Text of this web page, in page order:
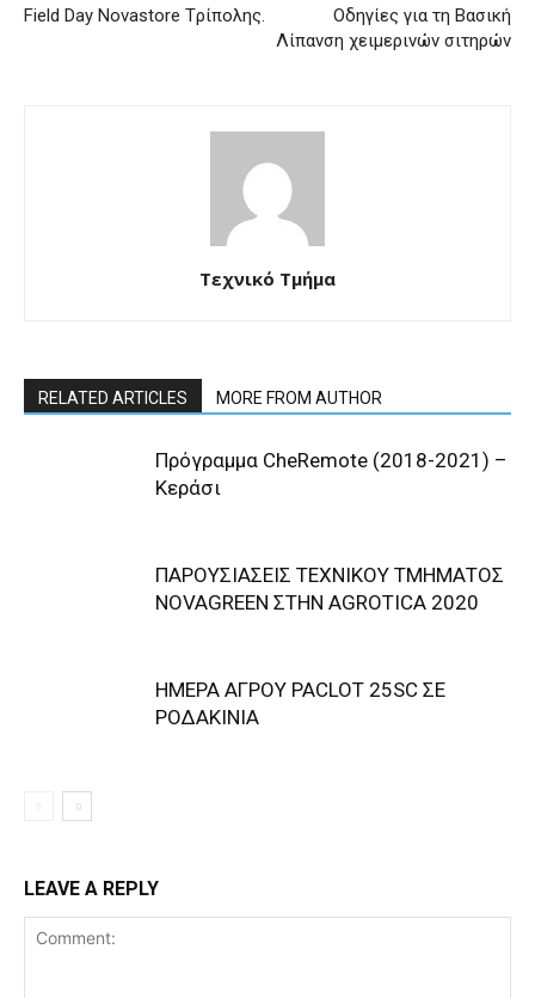
Field Day Novastore Tρίπολης.
Οδηγίες για τη Βασική
Λίπανση χειμερινών σιτηρών
Τεχνικό Τμήμα
RELATED ARTICLES MORE FROM AUTHOR
Πρόγραμμα CheRemote (2018-2021) –
Κεράσι
ΠΑΡΟΥΣΙΑΣΕΙΣ ΤΕΧΝΙΚΟΥ ΤΜΗΜΑΤΟΣ
NOVAGREEN ΣΤΗΝ AGROTICA 2020
ΗΜΕΡΑ ΑΓΡΟΥ PACLOT 25SC ΣΕ
ΡΟΔΑΚΙΝΙΑ
LEAVE A REPLY